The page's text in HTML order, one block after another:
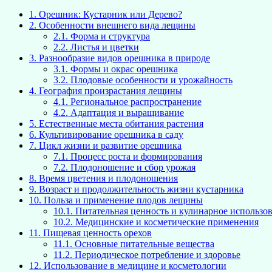
1. Орешник: Кустарник или Дерево?
2. Особенности внешнего вида лещины
2.1. Форма и структура
2.2. Листья и цветки
3. Разнообразие видов орешника в природе
3.1. Формы и окрас орешника
3.2. Плодовые особенности и урожайность
4. География произрастания лещины
4.1. Региональное распространение
4.2. Адаптация и выращивание
5. Естественные места обитания растения
6. Культивирование орешника в саду
7. Цикл жизни и развитие орешника
7.1. Процесс роста и формирования
7.2. Плодоношение и сбор урожая
8. Время цветения и плодоношения
9. Возраст и продолжительность жизни кустарника
10. Польза и применение плодов лещины
10.1. Питательная ценность и кулинарное
10.2. Медицинские и косметические применения
11. Пищевая ценность орехов
11.1. Основные питательные вещества
11.2. Периодическое потребление и здоровье
12. Использование в медицине и косметологии